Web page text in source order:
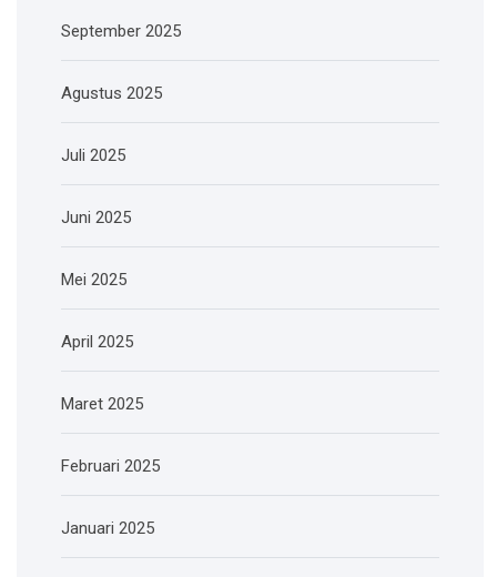
September 2025
Agustus 2025
Juli 2025
Juni 2025
Mei 2025
April 2025
Maret 2025
Februari 2025
Januari 2025